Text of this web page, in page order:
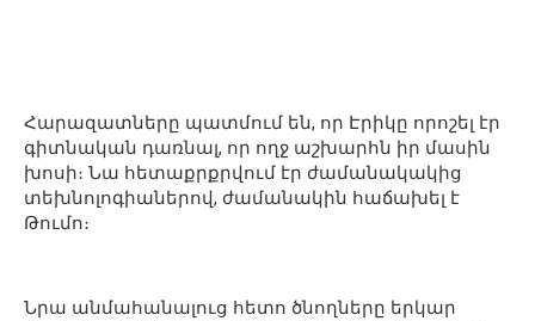
Հարազատները պատմում են, որ Էրիկը որոշել էր
գիտնական դառնալ, որ ողջ աշխարհն իր մասին
խոսի։ Նա հետաքրքրվում էր ժամանակակից
տեխնոլոգիաներով, ժամանակին հաճախել է
Թումո։
Նրա անմահանալուց հետո ծնողները երկար